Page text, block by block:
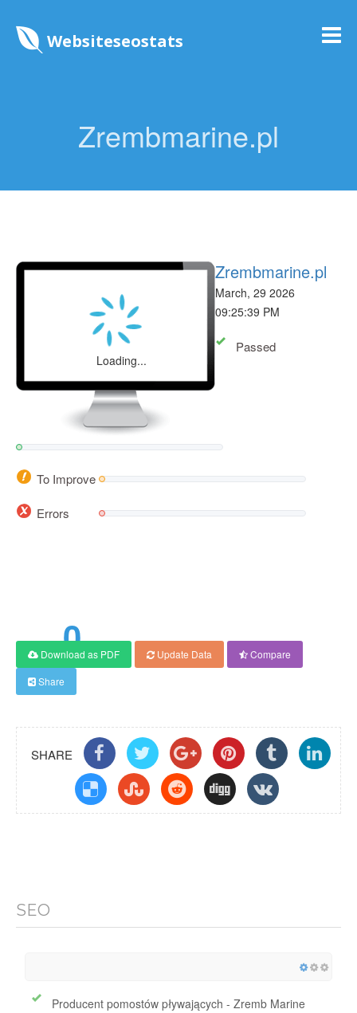
Websiteseostats
Zrembmarine.pl
Loading...
Zrembmarine.pl
March, 29 2026
09:25:39 PM
Passed
To Improve
Errors
0
Download as PDF Update Data
Compare
Share
SHARE
SEO
Producent pomostów pływających - Zremb Marine